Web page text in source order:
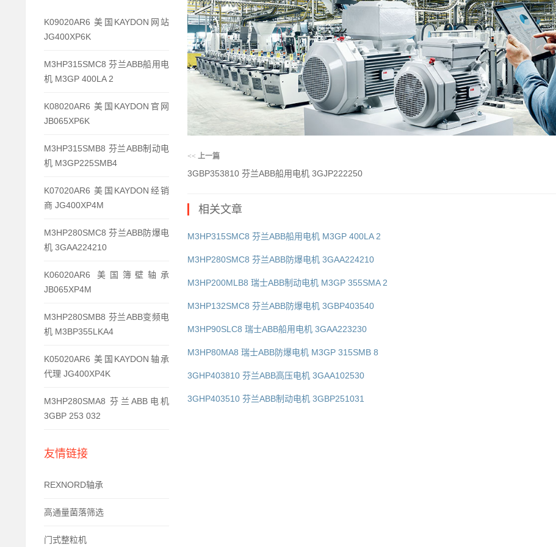
K09020AR6 美国KAYDON网站
JG400XP6K
M3HP315SMC8 芬兰ABB船用电
机 M3GP 400LA 2
K08020AR6 美国KAYDON官网
JB065XP6K
M3HP315SMB8 芬兰ABB制动电
机 M3GP225SMB4
K07020AR6 美国KAYDON经销
商 JG400XP4M
M3HP280SMC8 芬兰ABB防爆电
机 3GAA224210
K06020AR6 美国簿壁轴承
JB065XP4M
M3HP280SMB8 芬兰ABB变频电
机 M3BP355LKA4
K05020AR6 美国KAYDON轴承
代理 JG400XP4K
M3HP280SMA8 芬兰ABB电机
3GBP 253 032
友情链接
REXNORD轴承
高通量菌落筛选
门式整粒机
<< 上一篇
3GBP353810 芬兰ABB船用电机 3GJP222250
相关文章
M3HP315SMC8 芬兰ABB船用电机 M3GP 400LA 2
M3HP280SMC8 芬兰ABB防爆电机 3GAA224210
M3HP200MLB8 瑞士ABB制动电机 M3GP 355SMA 2
M3HP132SMC8 芬兰ABB防爆电机 3GBP403540
M3HP90SLC8 瑞士ABB船用电机 3GAA223230
M3HP80MA8 瑞士ABB防爆电机 M3GP 315SMB 8
3GHP403810 芬兰ABB高压电机 3GAA102530
3GHP403510 芬兰ABB制动电机 3GBP251031